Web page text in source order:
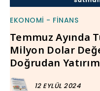
EKONOMI - FINANS
Temmuz Ayında
Milyon Dolar
Doğrudan
12 EYLÜL 2024